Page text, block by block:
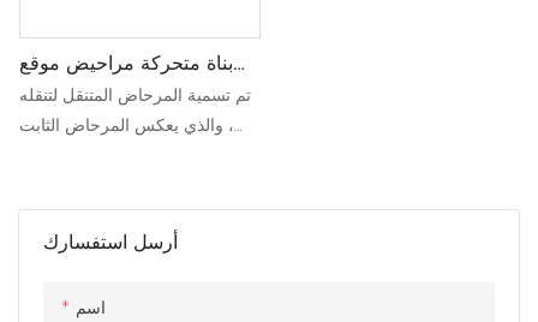
أرسل استفسارك
اسم
بناة متحركة مراحيض موقع
مؤقت وحمام للبيع
تم تسمية المرحاض المتنقل لتنقله
، والذي يعكس المرحاض الثابت